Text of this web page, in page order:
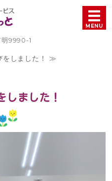
児童発達支援・放課後
9990-1
MENU
しました！ ≫
しました！